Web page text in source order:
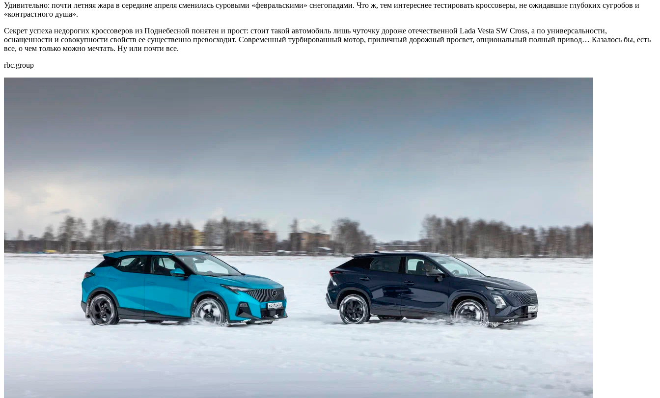
Удивительно: почти летняя жара в середине апреля сменилась суровыми «февральскими» снегопадами. Что ж, тем интереснее тестировать кроссоверы, не ожидавшие глубоких сугробов и
«контрастного душа».
Секрет успеха недорогих кроссоверов из Поднебесной понятен и прост: стоит такой автомобиль лишь чуточку дороже отечественной Lada Vesta SW Cross, а по универсальности,
оснащенности и совокупности свойств ее существенно превосходит. Современный турбированный мотор, приличный дорожный просвет, опциональный полный привод… Казалось бы, есть
все, о чем только можно мечтать. Ну или почти все.
rbc.group